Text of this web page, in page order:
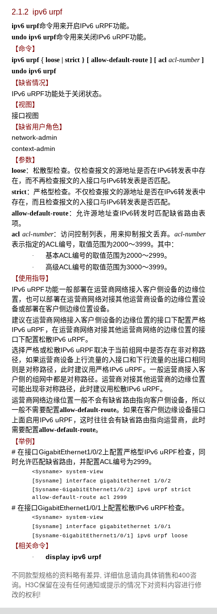
2.1.2 ipv6 urpf
ipv6 urpf命令用来开启IPv6 uRPF功能。
undo ipv6 urpf命令用来关闭IPv6 uRPF功能。
【命令】
ipv6 urpf { loose | strict } [ allow-default-route ] [ acl acl-number]
undo ipv6 urpf
【缺省情况】
IPv6 uRPF功能处于关闭状态。
【视图】
接口视图
【缺省用户角色】
network-admin
context-admin
【参数】
loose：松散型检查。仅检查报文的源地址是否在IPv6转发表中存
在，而不再检查报文的入接口与IPv6转发表是否匹配。
strict：严格型检查。不仅检查报文的源地址是否在IPv6转发表中
存在，而且检查报文的入接口与IPv6转发表是否匹配。
allow-default-route ：允许源地址查IPv6转发时匹配缺省路由表
项。
acl acl-number：访问控制列表，用来抑制报文丢弃。acl-number
表示指定的ACL编号，取值范围为2000～3999。其中：
· 基本ACL编号的取值范围为2000～2999。
·
高级ACL编号的取值范围为3000～3999。
【使用指导】
IPv6 uRPF功能一般部署在运营商网络接入客户侧设备的边缘位
置，也可以部署在运营商网络对接其他运营商设备的边缘位置设
备或部署在客户侧边缘位置设备。
建议在运营商网络接入客户侧设备的边缘位置的接口下配置严格
IPv6 uRPF，在运营商网络对接其他运营商网络的边缘位置的接
口下配置松散IPv6 uRPF。
选择严格或松散IPv6 uRPF取决于当前组网中是否存在非对称路
径，如果运营商设备上行流量的入接口和下行流量的出接口相同
则是对称路径，此时建议用严格IPv6 uRPF。一般运营商接入客
户侧的组网中都是对称路径。运营商对接其他运营商的边缘位置
可能出现非对称路径，此时建议用松散IPv6 uRPF。
运营商网络边缘位置一般不会有缺省路由指向客户侧设备，所以
一般不需要配置allow-default-route。如果在客户侧边缘设备接口
上面启用IPv6 uRPF，这时往往会有缺省路由指向运营商，此时
需要配置allow-default-route。
【举例】
# 在接口GigabitEthernet1/0/2上配置严格型IPv6 uRPF检查，同
时允许匹配缺省路由，并配置ACL编号为2999。
<Sysname> system-view
[Sysname] interface gigabitethernet 1/0/2
[Sysname-GigabitEthernet1/0/2] ipv6 urpf strict
allow-default-route acl 2999
# 在接口GigabitEthernet1/0/1上配置松散IPv6 uRPF检查。
<Sysname> system-view
[Sysname] interface gigabitethernet 1/0/1
[Sysname-GigabitEthernet1/0/1] ipv6 urpf loose
【相关命令】
· display ipv6 urpf
不同款型规格的资料略有差异, 详细信息请向具体销售和400咨
询。H3C保留在没有任何通知或提示的情况下对资料内容进行修
改的权利!